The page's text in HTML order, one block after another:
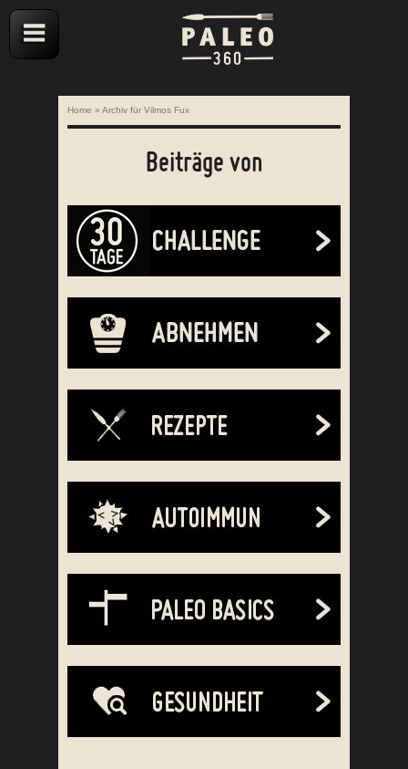
Home » Archiv für Vilmos Fux
Beiträge von